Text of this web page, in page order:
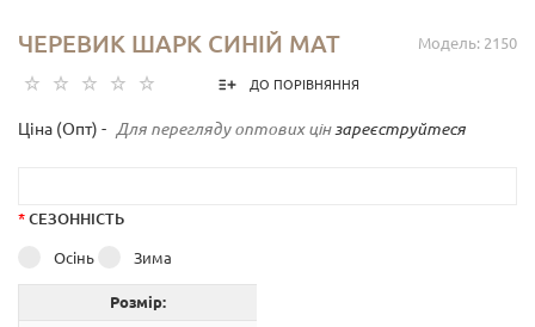
Модель: 2150
ЧЕРЕВИК ШАРК СИНІЙ МАТ
ДО ПОРІВНЯННЯ
Ціна (Опт) - Для перегляду оптових цін зареєструйтеся
* СЕЗОННІСТЬ
Осінь Зима
Розмір: